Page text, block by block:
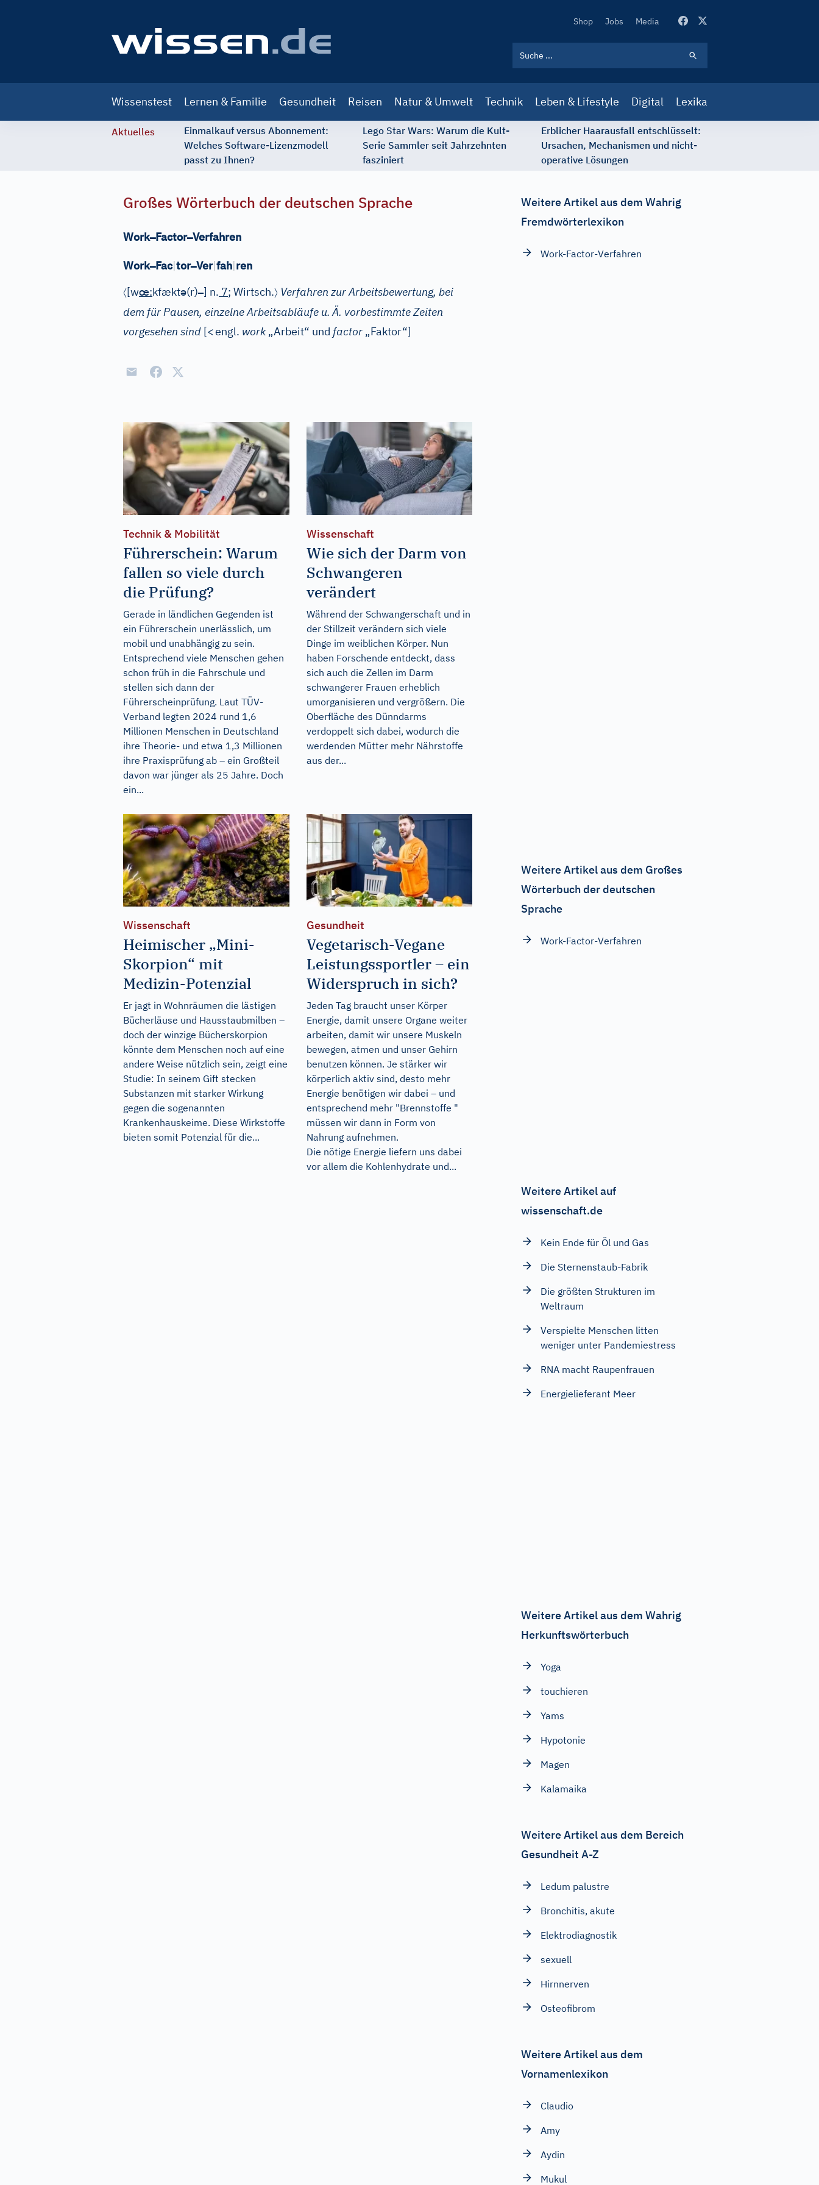
Secondary
Shop Jobs Media
navigation
Wissenstest Lernen & Familie Gesundheit Reisen Natur & Umwelt Technik Leben & Lifestyle Digital Lexika
Aktuelles
Einmalkauf versus Abonnement:
Welches Software-Lizenzmodell
passt zu Ihnen?
Lego Star Wars: Warum die Kult-
Serie Sammler seit Jahrzehnten
fasziniert
Erblicher Haarausfall entschlüsselt:
Ursachen, Mechanismen und nicht-
operative Lösungen
Großes Wörterbuch der deutschen Sprache
Work–Factor–Verfahren
Work–Fac|tor–Ver|fah|ren
〈[wœ:kfæktə(r)–] n. 7; Wirtsch.〉 Verfahren zur Arbeitsbewertung, bei
dem für Pausen, einzelne Arbeitsabläufe u. Ä. vorbestimmte Zeiten
vorgesehen sind [<engl. work„Arbeit“ und factor „Faktor“]
Technik & Mobilität
Führerschein: Warum
fallen so viele durch
die Prüfung?
Gerade in ländlichen Gegenden ist
ein Führerschein unerlässlich, um
mobil und unabhängig zu sein.
Entsprechend viele Menschen gehen
schon früh in die Fahrschule und
stellen sich dann der
Führerscheinprüfung. Laut TÜV-
Verband legten 2024 rund 1,6
Millionen Menschen in Deutschland
ihre Theorie- und etwa 1,3 Millionen
ihre Praxisprüfung ab – ein Großteil
davon war jünger als 25 Jahre. Doch
ein...
Wissenschaft
Wie sich der Darm von
Schwangeren
verändert
Während der Schwangerschaft und in
der Stillzeit verändern sich viele
Dinge im weiblichen Körper. Nun
haben Forschende entdeckt, dass
sich auch die Zellen im Darm
schwangerer Frauen erheblich
umorganisieren und vergrößern. Die
Oberfläche des Dünndarms
verdoppelt sich dabei, wodurch die
werdenden Mütter mehr Nährstoffe
aus der...
Wissenschaft
Heimischer „Mini-
Skorpion“ mit
Medizin-Potenzial
Er jagt in Wohnräumen die lästigen
Bücherläuse und Hausstaubmilben –
doch der winzige Bücherskorpion
könnte dem Menschen noch auf eine
andere Weise nützlich sein, zeigt eine
Studie: In seinem Gift stecken
Substanzen mit starker Wirkung
gegen die sogenannten
Krankenhauskeime. Diese Wirkstoffe
bieten somit Potenzial für die...
Gesundheit
Vegetarisch-Vegane
Leistungssportler – ein
Widerspruch in sich?
Jeden Tag braucht unser Körper
Energie, damit unsere Organe weiter
arbeiten, damit wir unsere Muskeln
bewegen, atmen und unser Gehirn
benutzen können. Je stärker wir
körperlich aktiv sind, desto mehr
Energie benötigen wir dabei – und
entsprechend mehr "Brennstoffe "
müssen wir dann in Form von
Nahrung aufnehmen.
Die nötige Energie liefern uns dabei
vor allem die Kohlenhydrate und...
Weitere Artikel aus dem Wahrig
Fremdwörterlexikon
Work-Factor-Verfahren
Weitere Artikel aus dem Großes
Wörterbuch der deutschen
Sprache
Work-Factor-Verfahren
Weitere Artikel auf
wissenschaft.de
Kein Ende für Öl und Gas
Die Sternenstaub-Fabrik
Die größten Strukturen im
Weltraum
Verspielte Menschen litten
weniger unter Pandemiestress
RNA macht Raupenfrauen
Energielieferant Meer
Weitere Artikel aus dem Wahrig
Herkunftswörterbuch
Yoga
touchieren
Yams
Hypotonie
Magen
Kalamaika
Weitere Artikel aus dem Bereich
Gesundheit A-Z
Ledum palustre
Bronchitis, akute
Elektrodiagnostik
sexuell
Hirnnerven
Osteofibrom
Weitere Artikel aus dem
Vornamenlexikon
Claudio
Amy
Aydin
Mukul